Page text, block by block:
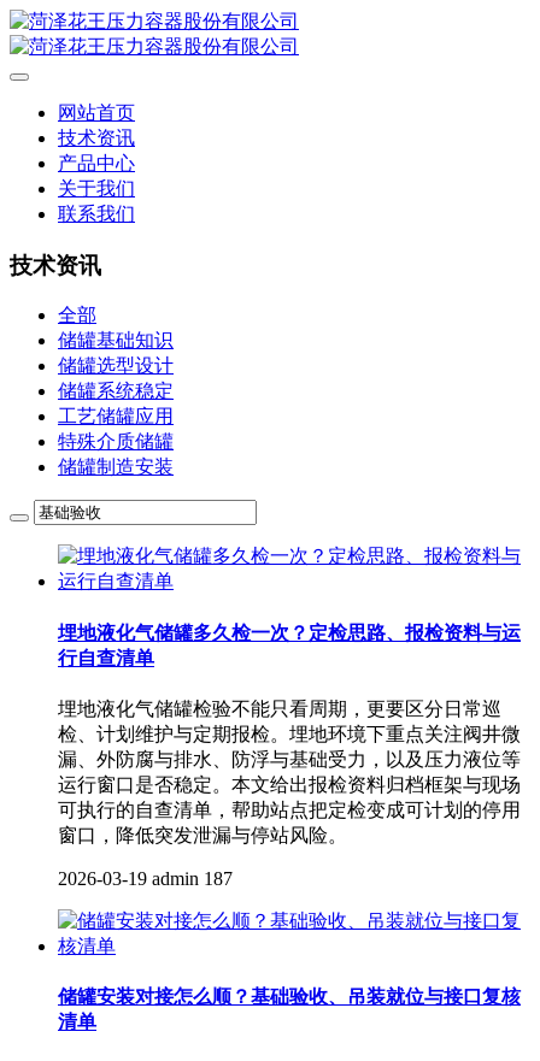
网站首页
技术资讯
产品中心
关于我们
联系我们
技术资讯
全部
储罐基础知识
储罐选型设计
储罐系统稳定
工艺储罐应用
特殊介质储罐
储罐制造安装
埋地液化气储罐多久检一次？定检思路、报检资料与运
行自查清单
埋地液化气储罐检验不能只看周期，更要区分日常巡
检、计划维护与定期报检。埋地环境下重点关注阀井微
漏、外防腐与排水、防浮与基础受力，以及压力液位等
运行窗口是否稳定。本文给出报检资料归档框架与现场
可执行的自查清单，帮助站点把定检变成可计划的停用
窗口，降低突发泄漏与停站风险。
2026-03-19 admin 187
储罐安装对接怎么顺？基础验收、吊装就位与接口复核
清单